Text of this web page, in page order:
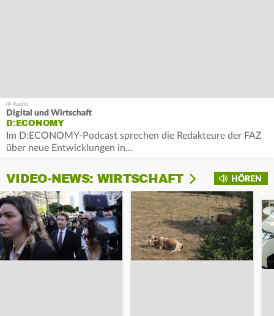
Digital und Wirtschaft
D:ECONOMY
Im D:ECONOMY-Podcast sprechen die Redakteure der FAZ
über neue Entwicklungen in…
HÖREN
VIDEO-NEWS: WIRTSCHAFT